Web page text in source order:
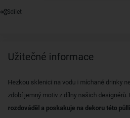
Sdílet
Užitečné informace
Hezkou sklenici na vodu i míchané drinky
zdobí jemný motiv z dílny našich designérů.
rozdováděl a poskakuje na dekoru této